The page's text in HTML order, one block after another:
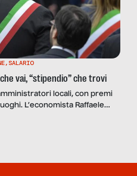
, SALARIO
vai, “stipendio” che trovi
locali, con premi
L’economista Raffaele
razionalmente”. Facciamo